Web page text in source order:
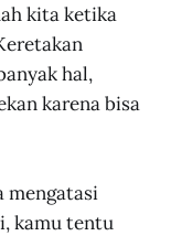
kita ketika
hal,
karena bisa
mengatasi
kamu tentu